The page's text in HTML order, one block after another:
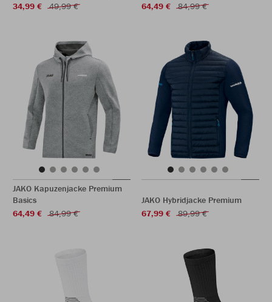
34,99 €
49,99 €
64,49 €
84,99 €
JAKO Kapuzenjacke Premium
Basics
64,49 €
84,99 €
JAKO Hybridjacke Premium
67,99 €
89,99 €